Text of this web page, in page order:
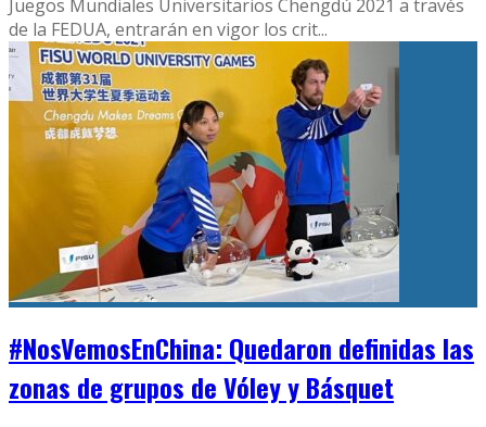
Juegos Mundiales Universitarios Chengdú 2021 a través
de la FEDUA, entrarán en vigor los crit...
#NosVemosEnChina: Quedaron definidas las
zonas de grupos de Vóley y Básquet